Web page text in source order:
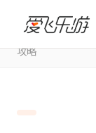
爱飞乐游
2026北京飞特隆
攻略